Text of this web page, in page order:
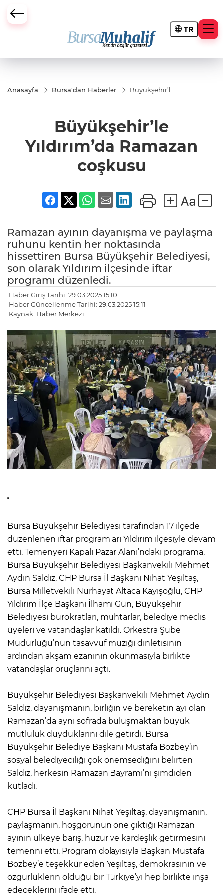
TR
Büyükşehir Darbesi
Anasayfa Bursa'dan Haberler
Büyükşehir’le
Büyükşehir’le
Yıldırım’da Ramazan
coşkusu
Ramazan ayının dayanışma ve paylaşma
ruhunu kentin her noktasında
hissettiren Bursa Büyükşehir Belediyesi,
son olarak Yıldırım ilçesinde iftar
programı düzenledi.
Haber Giriş Tarihi: 29.03.2025 15:10
Haber Güncellenme Tarihi: 29.03.2025 15:11
Kaynak: Haber Merkezi
Bursa Büyükşehir Belediyesi tarafından 17 ilçede
düzenlenen iftar programları Yıldırım ilçesiyle devam
etti. Temenyeri Kapalı Pazar Alanı’ndaki programa,
Bursa Büyükşehir Belediyesi Başkanvekili Mehmet
Aydın Saldız, CHP Bursa İl Başkanı Nihat Yeşiltaş,
Bursa Milletvekili Nurhayat Altaca Kayışoğlu, CHP
Yıldırım İlçe Başkanı İlhami Gün, Büyükşehir
Belediyesi bürokratları, muhtarlar, belediye meclis
üyeleri ve vatandaşlar katıldı. Orkestra Şube
Müdürlüğü’nün tasavvuf müziği dinletisinin
ardından akşam ezanının okunmasıyla birlikte
vatandaşlar oruçlarını açtı.
Büyükşehir Belediyesi Başkanvekili Mehmet Aydın
Saldız, dayanışmanın, birliğin ve bereketin ayı olan
Ramazan’da aynı sofrada buluşmaktan büyük
mutluluk duyduklarını dile getirdi. Bursa
Büyükşehir Belediye Başkanı Mustafa Bozbey’in
sosyal belediyeciliği çok önemsediğini belirten
Saldız, herkesin Ramazan Bayramı’nı şimdiden
kutladı.
CHP Bursa İl Başkanı Nihat Yeşiltaş, dayanışmanın,
paylaşmanın, hoşgörünün öne çıktığı Ramazan
ayının ülkeye barış, huzur ve kardeşlik getirmesini
temenni etti. Program dolayısıyla Başkan Mustafa
Bozbey’e teşekkür eden Yeşiltaş, demokrasinin ve
özgürlüklerin olduğu bir Türkiye’yi hep birlikte inşa
edeceklerini ifade etti.